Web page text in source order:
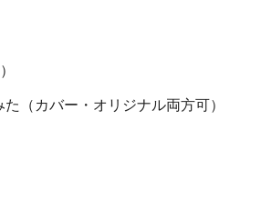
（カバー・オリジナル両方可）